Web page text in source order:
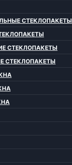
СТЕКЛОПАКЕТЫ
СТЕКЛОПАКЕТЫ
СТЕКЛОПАКЕТЫ